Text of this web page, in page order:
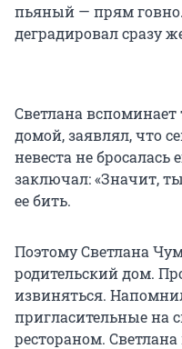
пьяный — прям
деградировал сразу
Светлана
домой, заявлял, что
невеста не бросалась
заключал: «Значит,
ее бить.
Поэтому Светлана
родительский дом.
извиняться.
пригласительные на
рестораном.